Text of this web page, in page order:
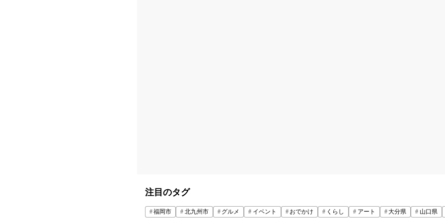
注目のタグ
福岡市 北九州市 グルメ イベント おでかけ くらし アート 大分県 山口県